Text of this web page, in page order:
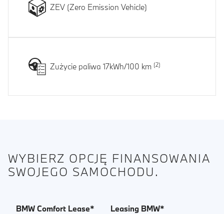
ZEV (Zero Emission Vehicle)
Zużycie paliwa 17kWh/100 km
WYBIERZ OPCJĘ FINANSOWANIA
SWOJEGO SAMOCHODU.
BMW Comfort Lease* Leasing BMW*